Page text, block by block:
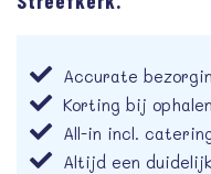
Accurate
Korting bij ophalen
All-in incl.
Altijd een